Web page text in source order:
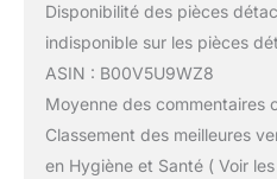
Disponibilité des pièces
indisponible sur les pièces
ASIN : B00V5U9WZ8
Moyenne des commentaires
Classement des meilleures
en Hygiène et Santé ( Voir